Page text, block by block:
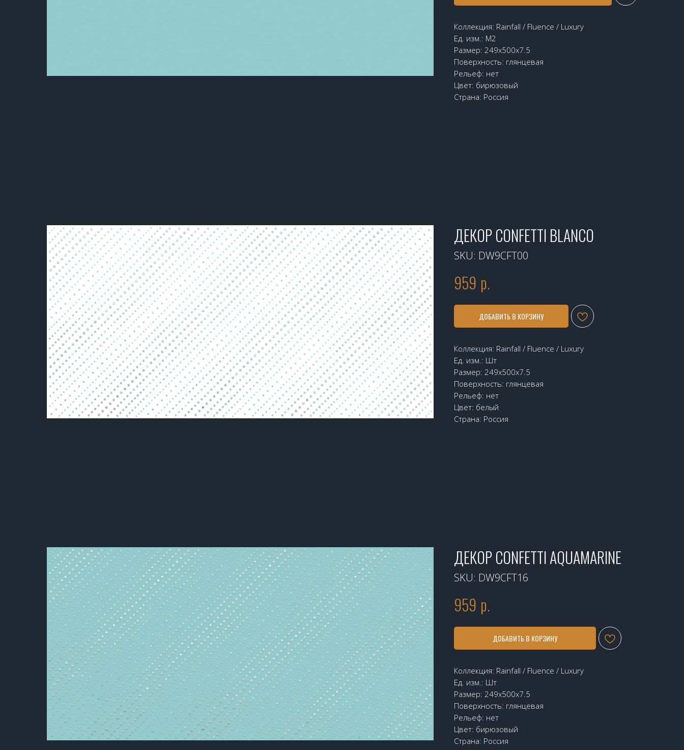
Коллекция: Rainfall / Fluence / Luxury
Ед. изм.: М2
Размер: 249x500x7.5
Поверхность: глянцевая
Рельеф: нет
Цвет: бирюзовый
Страна: Россия
ДЕКОР CONFETTI BLANCO
SKU: DW9CFT00
959 р.
ДОБАВИТЬ В КОРЗИНУ
Коллекция: Rainfall / Fluence / Luxury
Ед. изм.: Шт
Размер: 249x500x7.5
Поверхность: глянцевая
Рельеф: нет
Цвет: белый
Страна: Россия
ДЕКОР CONFETTI AQUAMARINE
SKU: DW9CFT16
959 р.
ДОБАВИТЬ В КОРЗИНУ
Коллекция: Rainfall / Fluence / Luxury
Ед. изм.: Шт
Размер: 249x500x7.5
Поверхность: глянцевая
Рельеф: нет
Цвет: бирюзовый
Страна: Россия